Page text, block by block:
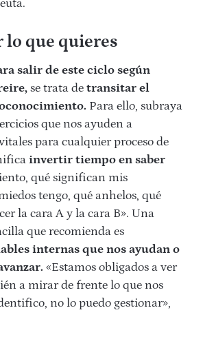
lo que quieres
salir de este ciclo según
se trata de transitar el
Para ello, subraya
que nos ayuden a
para cualquier proceso de
invertir tiempo en saber
qué significan mis
tengo, qué anhelos, qué
la cara A y la cara B». Una
que recomienda es
internas que nos ayudan o
«Estamos obligados a ver
a mirar de frente lo que nos
no lo puedo gestionar»,